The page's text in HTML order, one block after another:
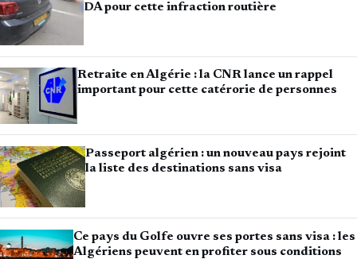
DA pour cette infraction routière
Retraite en Algérie : la CNR lance un rappel
important pour cette catérorie de personnes
Passeport algérien : un nouveau pays rejoint
la liste des destinations sans visa
Ce pays du Golfe ouvre ses portes sans visa : les
Algériens peuvent en profiter sous conditions